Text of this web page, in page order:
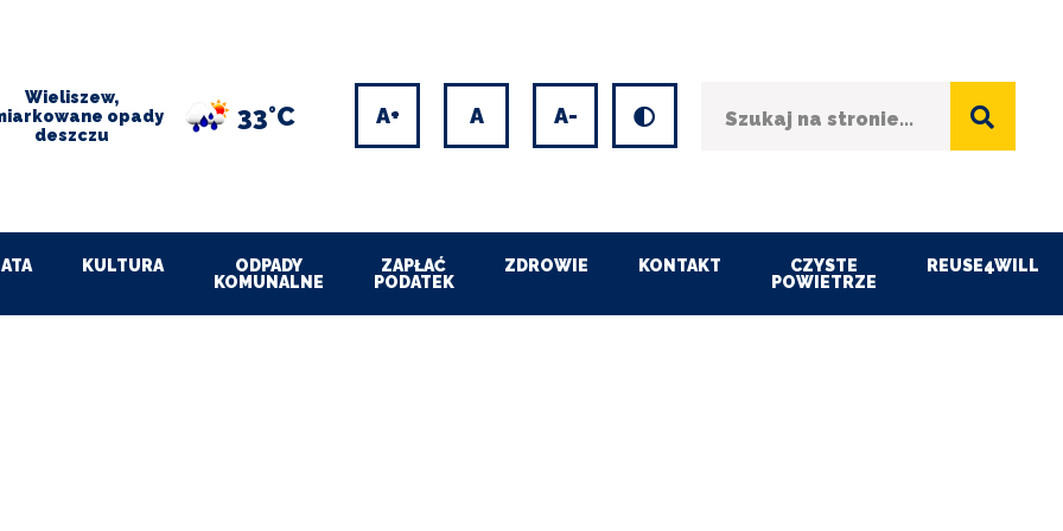
Wieliszew,
opady
deszczu
33°C
Increase
font
Reset
font
Decrease
font
KULTURA
ODPADY
KOMUNALNE
ZAPŁAĆ
PODATEK
ZDROWIE KONTAKT
CZYSTE
POWIETRZE
REUSE4WILL